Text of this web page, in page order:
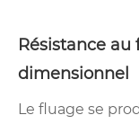
Résistance
dimensionnel
Le fluage se